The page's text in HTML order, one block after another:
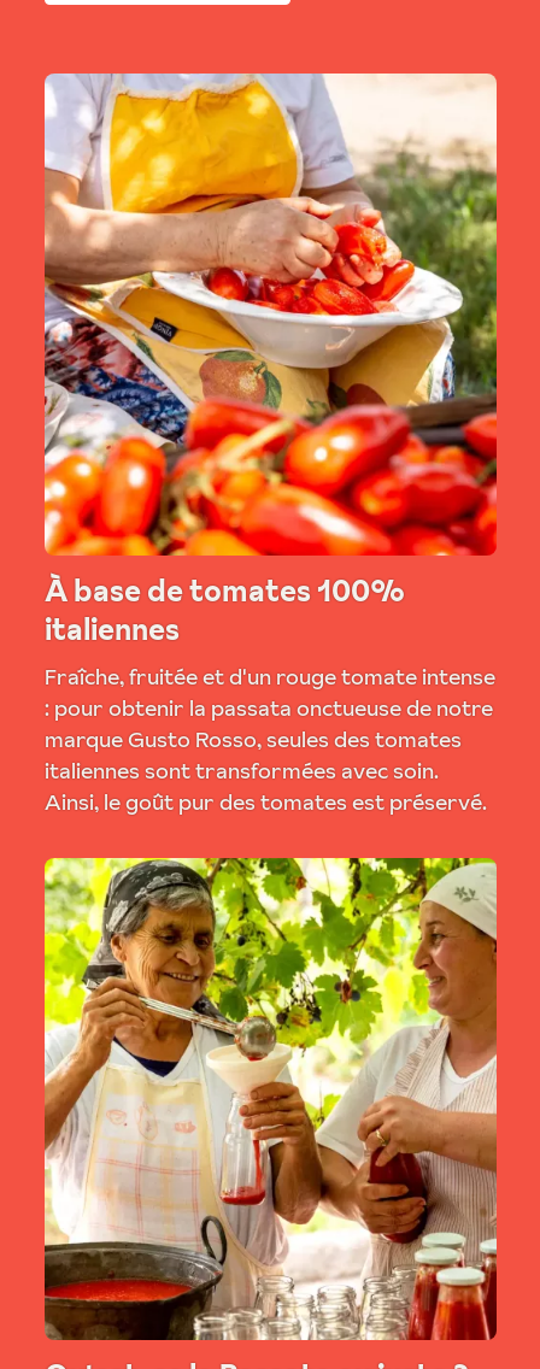
À base de tomates 100%
italiennes
Fraîche, fruitée et d'un rouge tomate intense
: pour obtenir la passata onctueuse de notre
marque Gusto Rosso, seules des tomates
italiennes sont transformées avec soin.
Ainsi, le goût pur des tomates est préservé.